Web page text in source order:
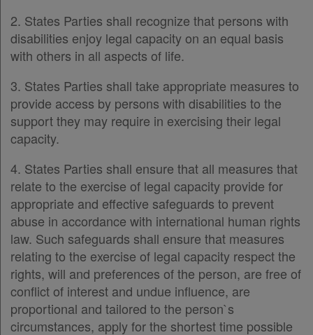
2. States Parties shall recognize that persons with
disabilities enjoy legal capacity on an equal basis
with others in all aspects of life.
3. States Parties shall take appropriate measures to
provide access by persons with disabilities to the
support they may require in exercising their legal
capacity.
4. States Parties shall ensure that all measures that
relate to the exercise of legal capacity provide for
appropriate and effective safeguards to prevent
abuse in accordance with international human rights
law. Such safeguards shall ensure that measures
relating to the exercise of legal capacity respect the
rights, will and preferences of the person, are free of
conflict of interest and undue influence, are
proportional and tailored to the person`s
circumstances, apply for the shortest time possible